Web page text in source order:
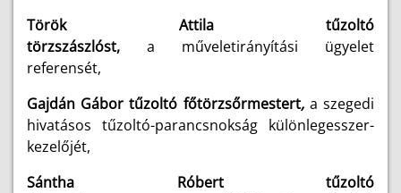
Török Attila tűzoltó
törzszászlóst,
a műveletirányítási ügyelet
referensét,
Gajdán Gábor tűzoltó főtörzsőrmestert, a szegedi
hivatásos tűzoltó-parancsnokság különlegesszer-
kezelőjét,
Sántha Róbert tűzoltó